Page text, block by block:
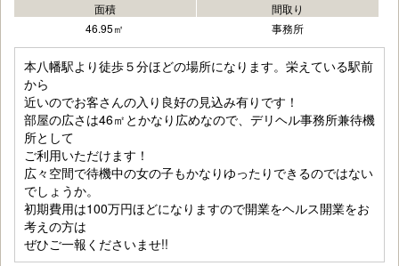
面積
46.95㎡
間取り
事務所
本八幡駅より徒歩５分ほどの場所になります。栄えている駅前
から
近いのでお客さんの入り良好の見込み有りです！
部屋の広さは46㎡とかなり広めなので、デリヘル事務所兼待機
所として
ご利用いただけます！
広々空間で待機中の女の子もかなりゆったりできるのではない
でしょうか。
初期費用は100万円ほどになりますので開業をヘルス開業をお
考えの方は
ぜひご一報くださいませ!!